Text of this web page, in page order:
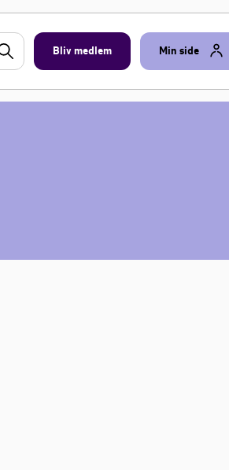
Bliv medlem Min side